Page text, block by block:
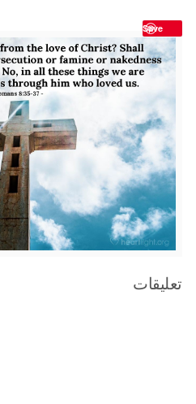
Save
تعليقات